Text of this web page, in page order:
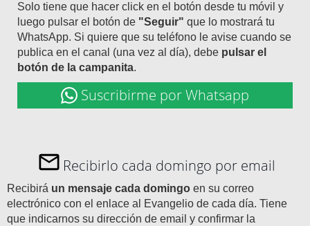
Solo tiene que hacer click en el botón desde tu móvil y
luego pulsar el botón de "Seguir" que lo mostrará tu
WhatsApp. Si quiere que su teléfono le avise cuando se
publica en el canal (una vez al día), debe pulsar el
botón de la campanita.
Suscribirme por Whatsapp
Recibirlo cada domingo por email
Recibirá un mensaje cada domingo en su correo
electrónico con el enlace al Evangelio de cada día. Tiene
que indicarnos su dirección de email y confirmar la